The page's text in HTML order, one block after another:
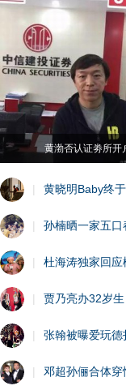
黄渤否认证劵所开
| 黄晓明Baby终
| 孙楠晒一家五
| 杜海涛独家回
| 贾乃亮办32岁
| 张翰被曝爱玩
| 邓超孙俪合体